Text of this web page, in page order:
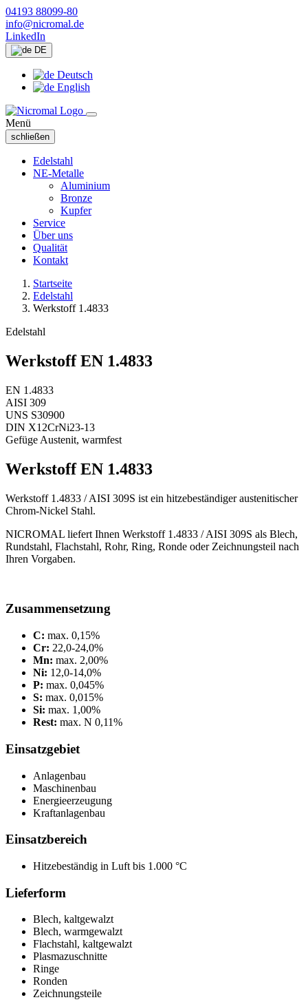
04193 88099-80
info@nicromal.de
LinkedIn
DE
Deutsch
English
Menü
schließen
Edelstahl
NE-Metalle
Aluminium
Bronze
Kupfer
Service
Über uns
Qualität
Kontakt
Startseite
Edelstahl
Werkstoff 1.4833
Edelstahl
Werkstoff EN 1.4833
EN 1.4833
AISI 309
UNS S30900
DIN X12CrNi23-13
Gefüge Austenit, warmfest
Werkstoff EN 1.4833
Werkstoff 1.4833 / AISI 309S ist ein hitzebeständiger austenitischer
Chrom-Nickel Stahl.
NICROMAL liefert Ihnen Werkstoff 1.4833 / AISI 309S als Blech,
Rundstahl, Flachstahl, Rohr, Ring, Ronde oder Zeichnungsteil nach
Ihren Vorgaben.
Zusammensetzung
C: max. 0,15%
Cr: 22,0-24,0%
Mn: max. 2,00%
Ni: 12,0-14,0%
P: max. 0,045%
S: max. 0,015%
Si: max. 1,00%
Rest: max. N 0,11%
Einsatzgebiet
Anlagenbau
Maschinenbau
Energieerzeugung
Kraftanlagenbau
Einsatzbereich
Hitzebeständig in Luft bis 1.000 °C
Lieferform
Blech, kaltgewalzt
Blech, warmgewalzt
Flachstahl, kaltgewalzt
Plasmazuschnitte
Ringe
Ronden
Zeichnungsteile